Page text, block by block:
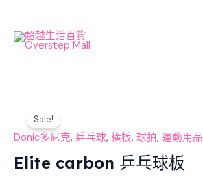
content
Sale!
Donic多尼克, 乒乓球, 橫板, 球拍, 運動用品
Elite carbon 乒乓球板
was:
$1,140.00.
is:
$912.00.
carbon
乒
球